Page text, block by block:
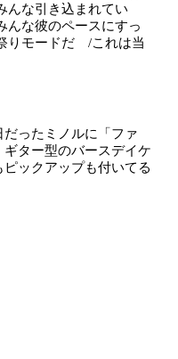
な引き込まれてい
な彼のペースにすっ
りモードだ /これは当
ったミノルに「ファ
ター型のバースデイケ
ックアップも付いてる